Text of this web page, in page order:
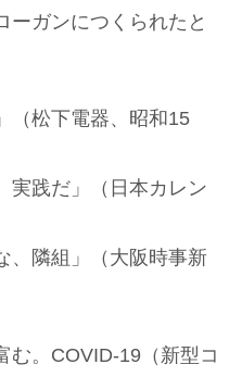
ーガンにつくられたと
（松下電器、昭和15
実践だ」（日本カレン
、隣組」（大阪時事新
む。COVID-19（新型コ